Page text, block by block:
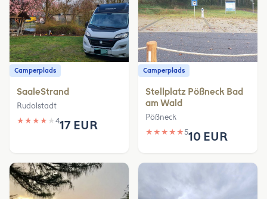
Camperplads
SaaleStrand
Rudolstadt
★ ★ ★ ★ ★ 417 EUR
Camperplads
Stellplatz Pößneck Bad
am Wald
Pößneck
★ ★ ★ ★ ★510 EUR